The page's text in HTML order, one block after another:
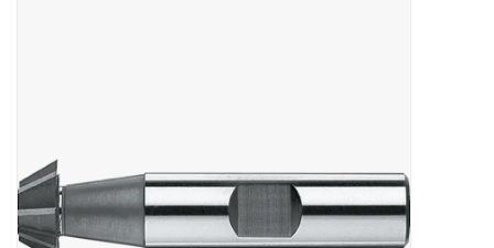
Alles om te Draaien |